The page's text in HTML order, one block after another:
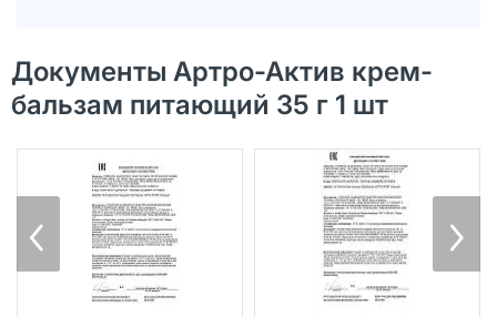
Документы Артро-Актив крем-
бальзам питающий 35 г 1 шт